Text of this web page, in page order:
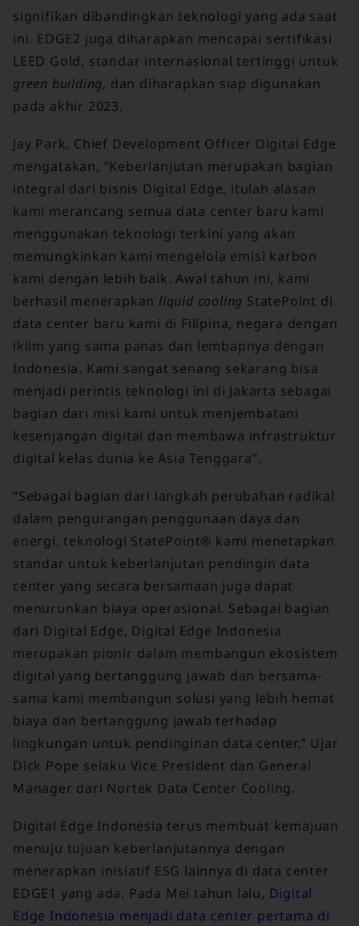
signifikan dibandingkan teknologi yang ada saat
ini. EDGE2 juga diharapkan mencapai sertifikasi
LEED Gold, standar internasional tertinggi untuk
green building, dan diharapkan siap digunakan
pada akhir 2023.
Jay Park, Chief Development Officer Digital Edge
mengatakan, “Keberlanjutan merupakan bagian
integral dari bisnis Digital Edge, itulah alasan
kami merancang semua data center baru kami
menggunakan teknologi terkini yang akan
memungkinkan kami mengelola emisi karbon
kami dengan lebih baik. Awal tahun ini, kami
berhasil menerapkan liquid cooling StatePoint di
data center baru kami di Filipina, negara dengan
iklim yang sama panas dan lembapnya dengan
Indonesia. Kami sangat senang sekarang bisa
menjadi perintis teknologi ini di Jakarta sebagai
bagian dari misi kami untuk menjembatani
kesenjangan digital dan membawa infrastruktur
digital kelas dunia ke Asia Tenggara”.
“Sebagai bagian dari langkah perubahan radikal
dalam pengurangan penggunaan daya dan
energi, teknologi StatePoint® kami menetapkan
standar untuk keberlanjutan pendingin data
center yang secara bersamaan juga dapat
menurunkan biaya operasional. Sebagai bagian
dari Digital Edge, Digital Edge Indonesia
merupakan pionir dalam membangun ekosistem
digital yang bertanggung jawab dan bersama-
sama kami membangun solusi yang lebih hemat
biaya dan bertanggung jawab terhadap
lingkungan untuk pendinginan data center.” Ujar
Dick Pope selaku Vice President dan General
Manager dari Nortek Data Center Cooling.
Digital Edge Indonesia terus membuat kemajuan
menuju tujuan keberlanjutannya dengan
menerapkan inisiatif ESG lainnya di data center
EDGE1 yang ada. Pada Mei tahun lalu, Digital
Edge Indonesia menjadi data center pertama di